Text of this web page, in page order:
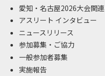
愛知・名古屋2026大会関連
アスリート インタビュー
ニュースリリース
参加募集・ご協力
一般参加者募集
実施報告